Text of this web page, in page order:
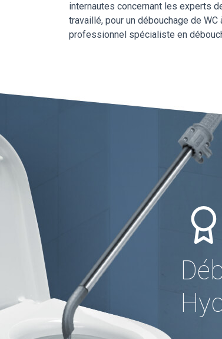
internautes concernant les experts
travaillé, pour un débouchage de
professionnel spécialiste en